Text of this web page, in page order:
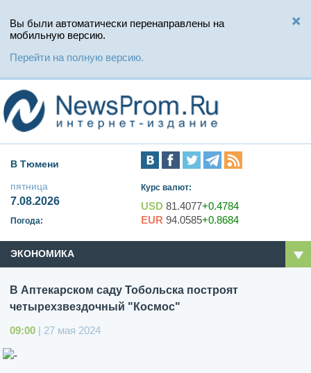
Вы были автоматически перенаправлены на
мобильную версию.
Перейти на полную версию.
В Тюмени
пятница
7.08.2026
Погода:
Курс валют:
USD 81.4077+0.4784
EUR 94.0585+0.8684
ЭКОНОМИКА
В Аптекарском саду Тобольска построят
четырехзвездочный "Космос"
09:00 | 27 мая 2024